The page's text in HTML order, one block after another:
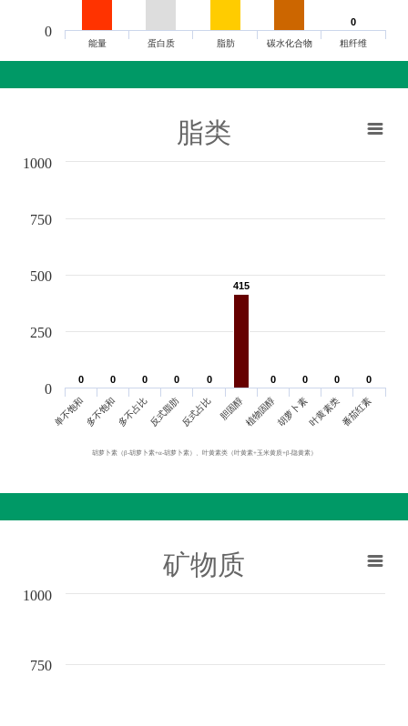
0
0
能量 蛋白质 脂肪 碳水化合物 粗纤维
0
脂类
胡萝卜素（β-胡萝卜素+α-胡萝卜素）、叶黄素类（叶黄素+玉米黄质+β-隐黄素）
0
0 0
0 0
0 0
0 0
0
415
415
0
0 0
0 0
0 0
0
单不饱和多不饱和多不占比反式脂肪反式占比 胆固醇植物固醇胡萝卜素叶黄素类番茄红素
0
250
500
750
1000
矿物质
750
1000